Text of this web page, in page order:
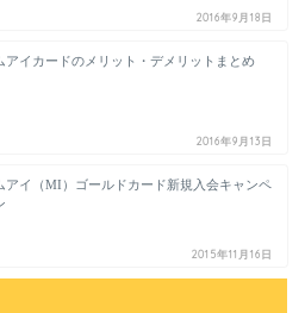
2016年9月18日
アイカードのメリット・デメリットまとめ
2016年9月13日
アイ（MI）ゴールドカード新規入会キャンペ
2015年11月16日